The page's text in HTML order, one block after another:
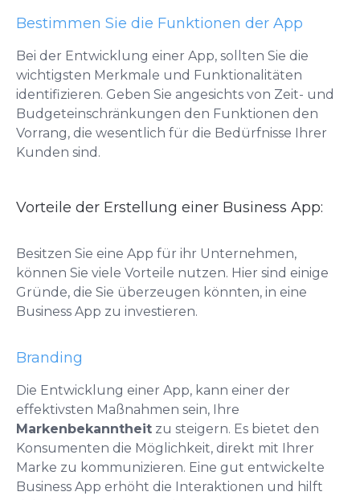
Bestimmen Sie die Funktionen der App
Bei der Entwicklung einer App, sollten Sie die
wichtigsten Merkmale und Funktionalitäten
identifizieren. Geben Sie angesichts von Zeit- und
Budgeteinschränkungen den Funktionen den
Vorrang, die wesentlich für die Bedürfnisse Ihrer
Kunden sind.
Vorteile der Erstellung einer Business App:
Besitzen Sie eine App für ihr Unternehmen,
können Sie viele Vorteile nutzen. Hier sind einige
Gründe, die Sie überzeugen könnten, in eine
Business App zu investieren.
Branding
Die Entwicklung einer App, kann einer der
effektivsten Maßnahmen sein, Ihre
Markenbekanntheit zu steigern. Es bietet den
Konsumenten die Möglichkeit, direkt mit Ihrer
Marke zu kommunizieren. Eine gut entwickelte
Business App erhöht die Interaktionen und hilft